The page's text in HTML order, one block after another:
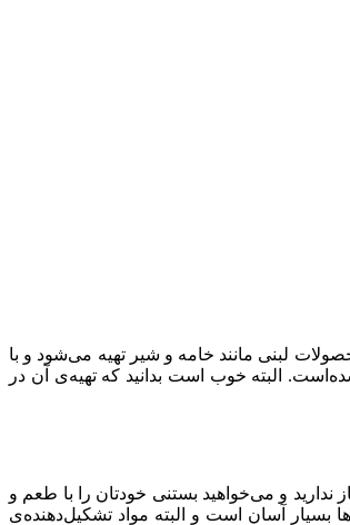
لبنی مانند خامه و شیر تهیه می‌شود و با
البته خوب است بدانید که تهیه‌ی آن در
و می‌خواهید بستنی خودتان را با طعم و
بسیار آسان است و البته مواد تشکیل‌دهنده‌ی